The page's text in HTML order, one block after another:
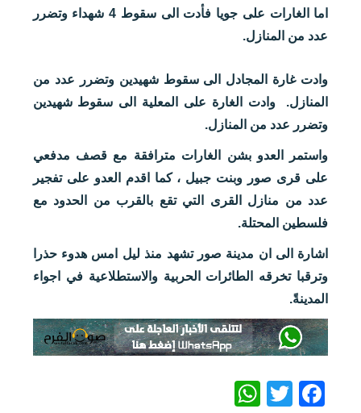
اما ال⁠غارات على جويا فأدت الى سقوط 4 شهداء وتضرر
عدد من المنازل.
وادت ⁠غارة المجادل الى سقوط شهيدين وتضرر عدد من
المنازل. وادت الغارة على المعلية الى سقوط شهيدين
وتضرر عدد من المنازل.
واستمر العدو بشن الغارات مترافقة مع قصف مدفعي
على قرى صور وبنت جبيل ، كما اقدم العدو على تفجير
عدد من منازل القرى التي تقع بالقرب من الحدود مع
فلسطين المحتلة.
اشارة الى ان مدينة صور تشهد منذ ليل امس هدوء حذرا
وترقبا تخرقه الطائرات الحربية والاستطلاعية في اجواء
المدينةً.
Facebook
Twitter
WhatsApp